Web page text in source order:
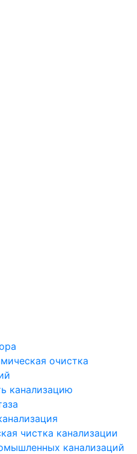
очистка
канализацию
чистка канализации
канализаций